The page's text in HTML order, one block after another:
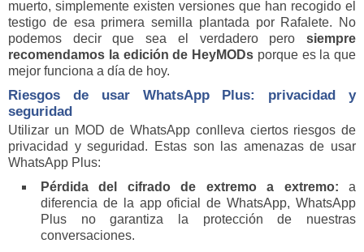
muerto, simplemente existen versiones que han recogido el
testigo de esa primera semilla plantada por Rafalete. No
podemos decir que sea el verdadero pero siempre
recomendamos la edición de HeyMODs porque es la que
mejor funciona a día de hoy.
Riesgos de usar WhatsApp Plus: privacidad y
seguridad
Utilizar un MOD de WhatsApp conlleva ciertos riesgos de
privacidad y seguridad. Estas son las amenazas de usar
WhatsApp Plus:
Pérdida del cifrado de extremo a extremo: a
diferencia de la app oficial de WhatsApp, WhatsApp
Plus no garantiza la protección de nuestras
conversaciones.